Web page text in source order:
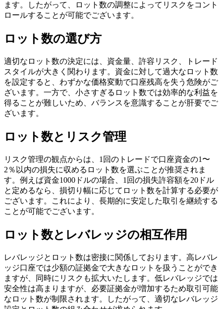
ます。したがって、ロット数の調整によってリスクをコント
ロールすることが可能でございます。
ロット数の選び方
適切なロット数の決定には、資金量、許容リスク、トレード
スタイルが大きく関わります。資金に対して過大なロット数
を設定すると、わずかな価格変動で口座残高を失う危険がご
ざいます。一方で、小さすぎるロット数では効率的な利益を
得ることが難しいため、バランスを意識することが肝要でご
ざいます。
ロット数とリスク管理
リスク管理の観点からは、1回のトレードで口座資金の1〜
2％以内の損失に収めるロット数を選ぶことが推奨されま
す。例えば資金1000ドルの場合、1回の損失許容額を20ドル
と定めるなら、損切り幅に応じてロット数を計算する必要が
ございます。これにより、長期的に安定した取引を継続する
ことが可能でございます。
ロット数とレバレッジの相互作用
レバレッジとロット数は密接に関係しております。高レバレ
ッジ口座では少額の証拠金で大きなロットを扱うことができ
ますが、同時にリスクも拡大いたします。低レバレッジでは
安全性は高まりますが、必要証拠金が増加するため取引可能
なロット数が制限されます。したがって、適切なレバレッジ